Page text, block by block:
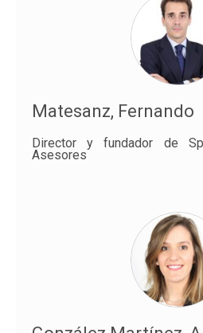
Matesanz, Fernando
Director y fundador de
Asesores